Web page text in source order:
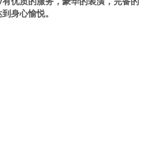
身心愉悦。